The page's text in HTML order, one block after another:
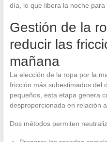
día, lo que libera la noche
Gestión de la
reducir las
mañana
La elección de la ropa por la
fricción más subestimados del
pequeños, esta etapa genera
desproporcionada en relación
Dos métodos permiten